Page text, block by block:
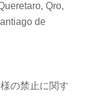
Qro,
de
の禁止に関す